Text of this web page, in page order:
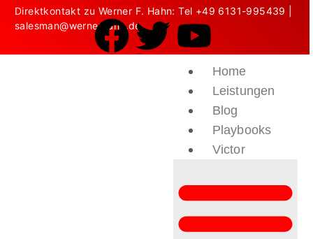
Direktkontakt zu Werner F. Hahn: Tel +49 6131-995439
salesman@wernerhahn.de
Home
Leistungen
Blog
Playbooks
Victor